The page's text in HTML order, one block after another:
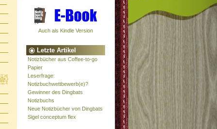
Auch als Kindle Version
Letzte Artikel
Notizbücher aus Coffee-to-go
Papier
Leserfrage:
Notizbuchwettbewerb(e)?
Gewinner des Dingbats
Notizbuchs
Neue Notizbücher von Dingbats
Sigel conceptum flex